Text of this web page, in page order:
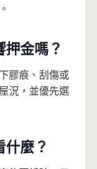
金嗎？
膠痕、刮傷或
況，並優先選
麼？